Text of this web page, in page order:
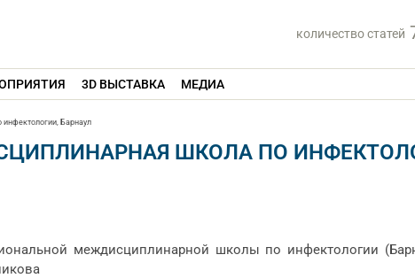
количество статей
3D ВЫСТАВКА МЕДИА
Барнаул
ШКОЛА ПО
междисциплинарной школы по инфектологии